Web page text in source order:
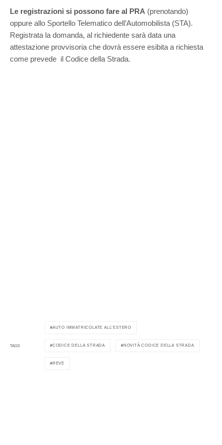
Le registrazioni si possono fare al PRA (prenotando)
oppure allo Sportello Telematico dell’Automobilista (STA).
Registrata la domanda, al richiedente sarà data una
attestazione provvisoria che dovrà essere esibita a richiesta
come prevede il Codice della Strada.
TAGS
AUTO IMMATRICOLATE ALL'ESTERO
CODICE DELLA STRADA NOVITÀ CODICE DELLA STRADA
REVE